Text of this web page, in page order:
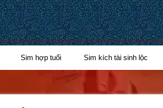
Sim hợp tuổi Sim kích tài sinh lộc